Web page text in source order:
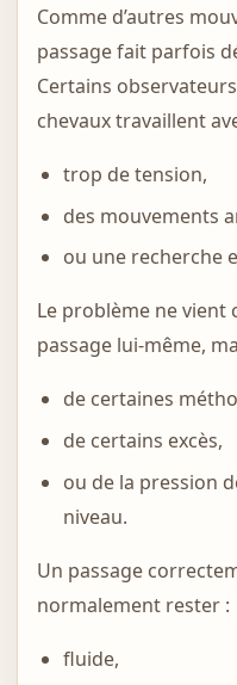
Comme d’autres
passage fait parfois
Certains
chevaux travaillent
trop de tension,
des mouvements
ou une recherche
Le problème ne
passage lui-même,
de certaines
de certains excès,
ou de la pression
niveau.
Un passage
normalement rester :
fluide,